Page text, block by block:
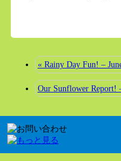
« Rainy Day Fun! –
Our Sunflower Report!